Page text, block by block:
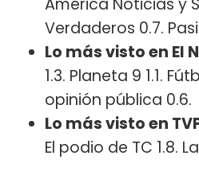
América Noticias y
Verdaderos 0.7.
Lo más visto en El
1.3. Planeta 9 1.1.
opinión pública 0.6.
Lo más visto en
El podio de TC 1.8.